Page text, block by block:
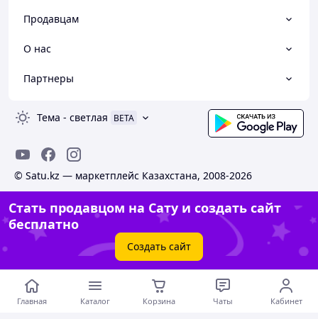
Продавцам
О нас
Партнеры
Тема - светлая BETA
© Satu.kz — маркетплейс Казахстана, 2008-2026
Стать продавцом на Сату и создать сайт
бесплатно
Создать сайт
Главная Каталог Корзина Чаты Кабинет